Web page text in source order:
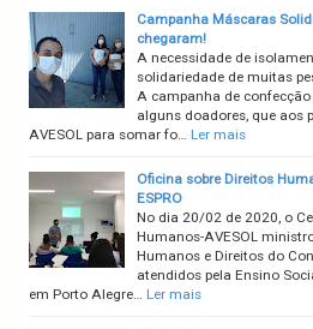
Campanha Máscaras
chegaram!
A necessidade de
solidariedade de muitas
A campanha de
alguns doadores, que aos
AVESOL para somar fo… Ler mais
Oficina sobre Direitos
ESPRO
No dia 20/02 de 2020, o
Humanos-AVESOL
Humanos e Direitos do
atendidos pela Ensino
em Porto Alegre… Ler mais